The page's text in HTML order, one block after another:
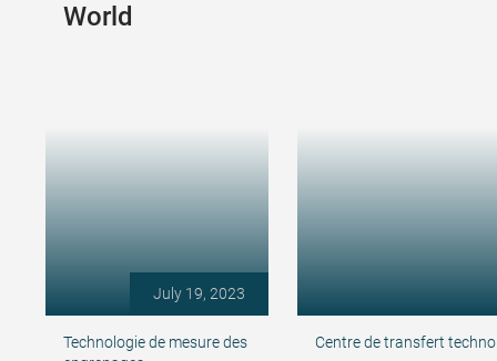
World
July 19, 2023
Technologie de mesure des
Centre de transfert